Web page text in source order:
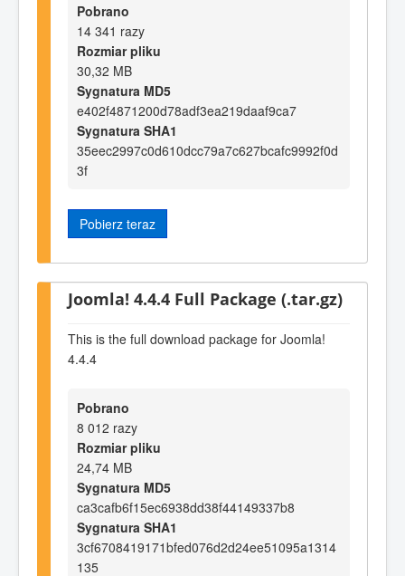
Pobrano
14 341 razy
Rozmiar pliku
30,32 MB
Sygnatura MD5
e402f4871200d78adf3ea219daaf9ca7
Sygnatura SHA1
35eec2997c0d610dcc79a7c627bcafc9992f0d
3f
Pobierz teraz
Joomla! 4.4.4 Full Package (.tar.gz)
This is the full download package for Joomla!
4.4.4
Pobrano
8 012 razy
Rozmiar pliku
24,74 MB
Sygnatura MD5
ca3cafb6f15ec6938dd38f44149337b8
Sygnatura SHA1
3cf6708419171bfed076d2d24ee51095a1314
135